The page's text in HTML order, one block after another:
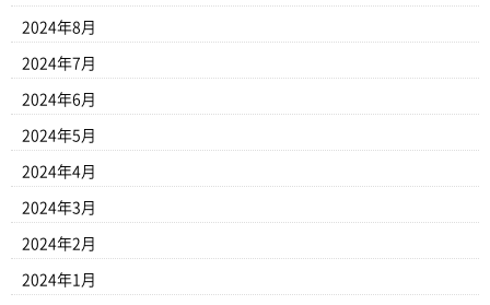
2024年8月
2024年7月
2024年6月
2024年5月
2024年4月
2024年3月
2024年2月
2024年1月